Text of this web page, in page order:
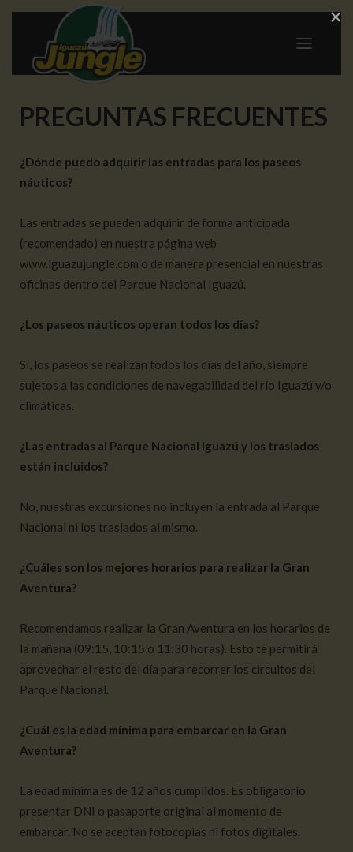
×
PREGUNTAS FRECUENTES
¿Dónde puedo adquirir las entradas para los paseos
náuticos?
Las entradas se pueden adquirir de forma anticipada
(recomendado) en nuestra página web
www.iguazujungle.com o de manera presencial en nuestras
oficinas dentro del Parque Nacional Iguazú.
¿Los paseos náuticos operan todos los días?
Sí, los paseos se realizan todos los días del año, siempre
sujetos a las condiciones de navegabilidad del río Iguazú y/o
climáticas.
¿Las entradas al Parque Nacional Iguazú y los traslados
están incluidos?
No, nuestras excursiones no incluyen la entrada al Parque
Nacional ni los traslados al mismo.
¿Cuáles son los mejores horarios para realizar la Gran
Aventura?
Recomendamos realizar la Gran Aventura en los horarios de
la mañana (09:15, 10:15 o 11:30 horas). Esto te permitirá
aprovechar el resto del día para recorrer los circuitos del
Parque Nacional.
¿Cuál es la edad mínima para embarcar en la Gran
Aventura?
La edad mínima es de 12 años cumplidos. Es obligatorio
presentar DNI o pasaporte original al momento de
embarcar. No se aceptan fotocopias ni fotos digitales.